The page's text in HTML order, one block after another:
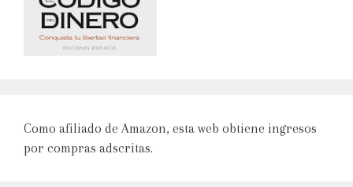
Como afiliado de Amazon, esta web obtiene ingresos
por compras adscritas.